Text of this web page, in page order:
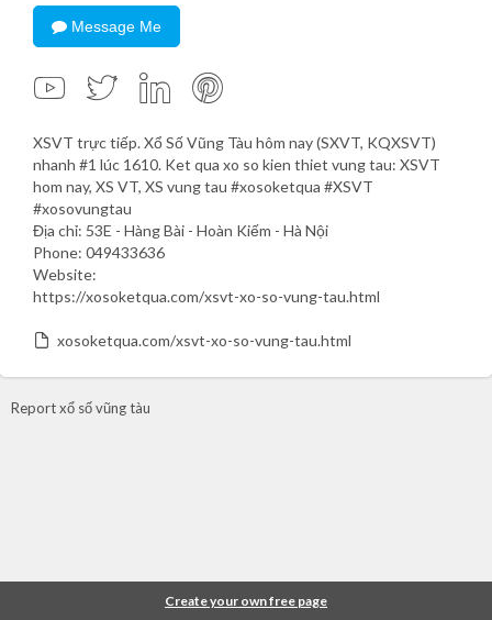
Message Me
XSVT trực tiếp. Xổ Số Vũng Tàu hôm nay (SXVT, KQXSVT)
nhanh #1 lúc 1610. Ket qua xo so kien thiet vung tau: XSVT
hom nay, XS VT, XS vung tau #xosoketqua #XSVT
#xosovungtau
Địa chỉ: 53E - Hàng Bài - Hoàn Kiếm - Hà Nội
Phone: 049433636
Website:
https://xosoketqua.com/xsvt-xo-so-vung-tau.html
xosoketqua.com/xsvt-xo-so-vung-tau.html
Report xổ số vũng tàu
Create your own free page